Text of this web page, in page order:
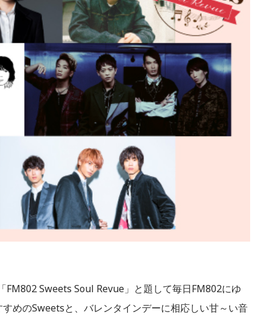
Sweets Soul Revue」と題して毎日FM802にゆ
めのSweetsと、バレンタインデーに相応しい甘～い音